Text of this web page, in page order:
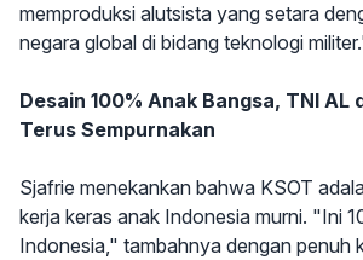
memproduksi alutsista yang setara
negara global di bidang teknologi
Desain 100% Anak Bangsa, TNI AL
Terus Sempurnakan
Sjafrie menekankan bahwa KSOT
kerja keras anak Indonesia murni. "Ini
Indonesia," tambahnya dengan penuh